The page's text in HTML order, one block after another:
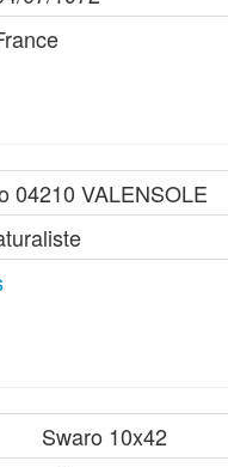
04210 VALENSOLE
Swaro 10x42